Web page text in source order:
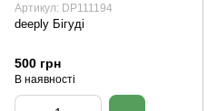
Артикул: DP111194
deeply Бігуді
500 грн
В наявності